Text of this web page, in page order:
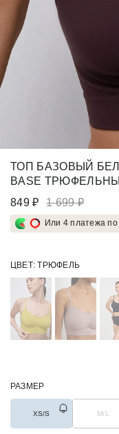
ТОП БАЗОВЫЙ
BASE
849 ₽
1 699 ₽
Или 4 платежа
ЦВЕТ:ТРЮФЕЛЬ
РАЗМЕР
XS/S M/L